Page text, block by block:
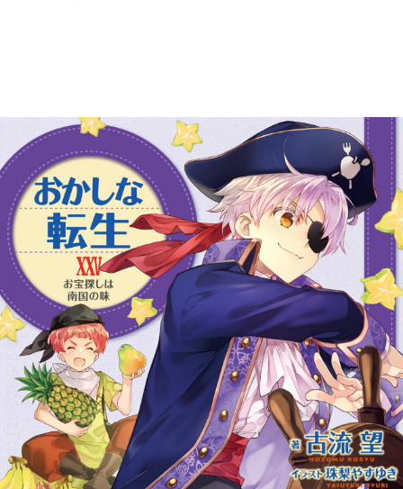
目次
目次を一覧で表示します。
本文検索
本文内から文字を検索します。
自動ページ送り
一定時間経つ毎に自動でページを送ります。
リーダー設定
文字サイズ、エフェクトの変更などを行います。